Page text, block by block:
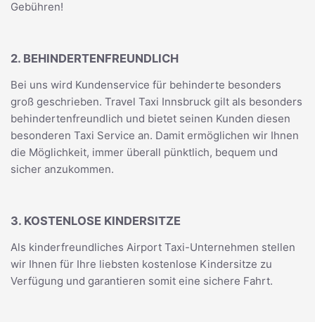
Gebühren!
2. BEHINDERTENFREUNDLICH
Bei uns wird Kundenservice für behinderte besonders
groß geschrieben. Travel Taxi Innsbruck gilt als besonders
behindertenfreundlich und bietet seinen Kunden diesen
besonderen Taxi Service an. Damit ermöglichen wir Ihnen
die Möglichkeit, immer überall pünktlich, bequem und
sicher anzukommen.
3. KOSTENLOSE KINDERSITZE
Als kinderfreundliches Airport Taxi-Unternehmen stellen
wir Ihnen für Ihre liebsten kostenlose Kindersitze zu
Verfügung und garantieren somit eine sichere Fahrt.